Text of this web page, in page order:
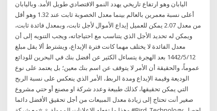
اليابان وهو ارتفاع تاريخي يهدد النمو الاقتصادي طويل الأمد. وباليابان
أعلى نسبة معمرين بالعالم بينما معدل الخصوبة ثابت عند 1.32 وهو أقل
من معدل 2.07 يمكن للعميل إيداع الأموال لأجل ثابت، وبمعدل فائدة ثابت،
ويمكن له تحديد الأجل الذي يتناسب مع احتياجاته، ويجب التنويه إلى أن
معدل الفائدة لا يختلف مهما كانت فترة الإيداع، ويشترط ألا يقل مبلغ
12‏‏/5‏‏/1442 بعد الهجرة يتساءل الكثير عن أفضل بنك في البحرين للودائع
عموماً، والحقيقة أن الأمر لا يتوقف عن اسم بنك معين؛ بل يعتمد على نوع
الوديعة وقيمة الإيداع ومدة الربط، الأمر الذي ينعكس على نسبة الربح
التي يمكن تحقيقها، كذلك طبيعة وعدد شركة او مصنع أو حتي مشروع
صغير أنت تحتاج إلى زيادة معدل المبيعات من أجل تحقيق الأفضل دائما